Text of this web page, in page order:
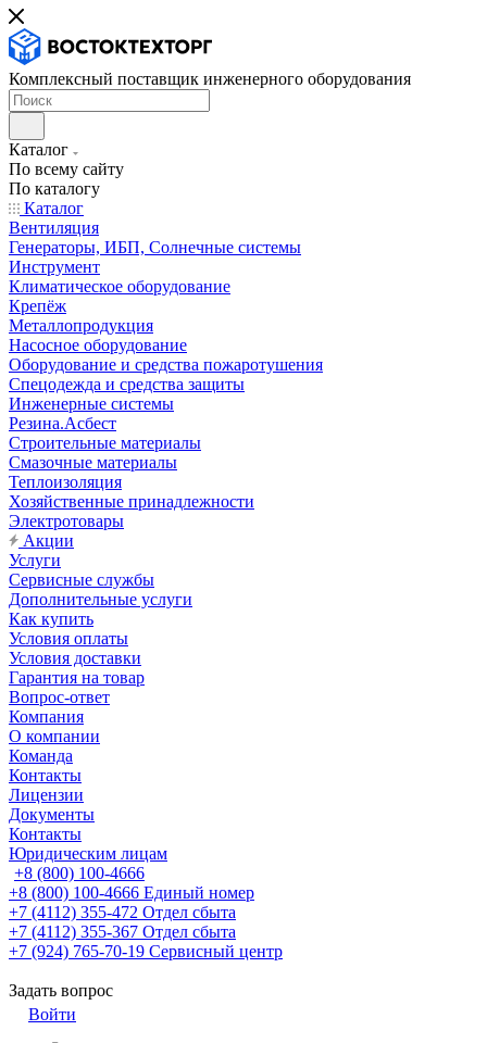
Комплексный поставщик инженерного оборудования
Каталог
По всему сайту
По каталогу
Каталог
Вентиляция
Генераторы, ИБП, Солнечные системы
Инструмент
Климатическое оборудование
Крепёж
Металлопродукция
Насосное оборудование
Оборудование и средства пожаротушения
Спецодежда и средства защиты
Инженерные системы
Резина.Асбест
Строительные материалы
Смазочные материалы
Теплоизоляция
Хозяйственные принадлежности
Электротовары
Акции
Услуги
Сервисные службы
Дополнительные услуги
Как купить
Условия оплаты
Условия доставки
Гарантия на товар
Вопрос-ответ
Компания
О компании
Команда
Контакты
Лицензии
Документы
Контакты
Юридическим лицам
+8 (800) 100-4666
+8 (800) 100-4666 Единый номер
+7 (4112) 355-472 Отдел сбыта
+7 (4112) 355-367 Отдел сбыта
+7 (924) 765-70-19 Сервисный центр
Задать вопрос
Войти